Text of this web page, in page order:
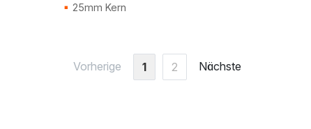
25mm Kern
Vorherige 1 2 Nächste